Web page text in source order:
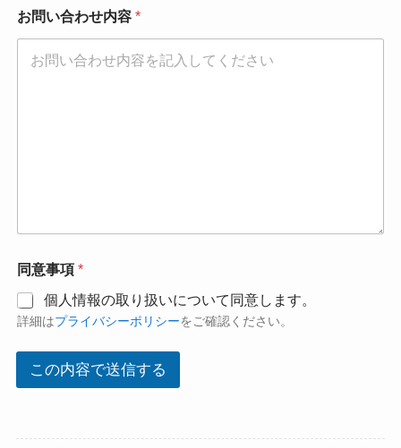
ス
電
話
お問い合わせ内容 *
同意事項 *
個人情報の取り扱いについて同意します。
詳細はプライバシーポリシーをご確認ください。
この内容で送信する